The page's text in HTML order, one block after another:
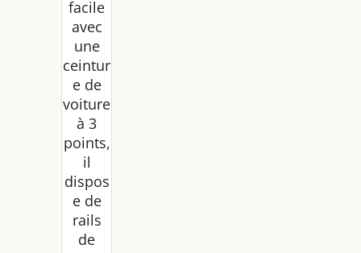
facile
avec
une
ceintur
e de
voiture
à 3
points,
il
dispos
e de
rails
de